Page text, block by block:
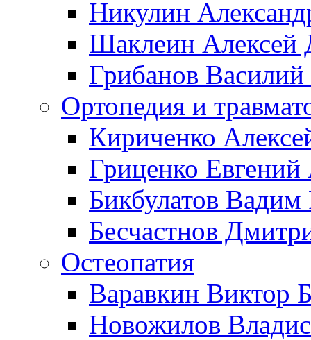
Никулин
Шаклеин Алексей
Грибанов Василий
Ортопедия и
Кириченко
Гриценко Евгений
Бикбулатов Вадим
Бесчастнов
Остеопатия
Варавкин Виктор
Новожилов